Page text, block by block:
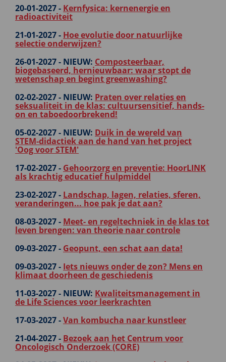
20-01-2027 - Kernfysica: kernenergie en
radioactiviteit
21-01-2027 - Hoe evolutie door natuurlijke
selectie onderwijzen?
26-01-2027 - NIEUW: Composteerbaar,
biogebaseerd, hernieuwbaar: waar stopt de
wetenschap en begint greenwashing?
02-02-2027 - NIEUW: Praten over relaties en
seksualiteit in de klas: cultuursensitief, hands-
on en taboedoorbrekend!
05-02-2027 - NIEUW: Duik in de wereld van
STEM‑didactiek aan de hand van het project
'Oog voor STEM'
17-02-2027 - Gehoorzorg en preventie: HoorLINK
als krachtig educatief hulpmiddel
23-02-2027 - Landschap, lagen, relaties, sferen,
veranderingen... hoe pak je dat aan?
08-03-2027 - Meet- en regeltechniek in de klas tot
leven brengen: van theorie naar controle
09-03-2027 - Geopunt, een schat aan data!
09-03-2027 - Iets nieuws onder de zon? Mens en
klimaat doorheen de geschiedenis
11-03-2027 - NIEUW: Kwaliteitsmanagement in
de Life Sciences voor leerkrachten
17-03-2027 -Van kombucha naar kunstleer
21-04-2027 - Bezoek aan het Centrum voor
Oncologisch Onderzoek (CORE)